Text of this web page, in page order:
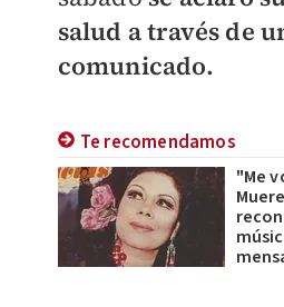
salud a través de
comunicado.
Te recomendamos
"Me